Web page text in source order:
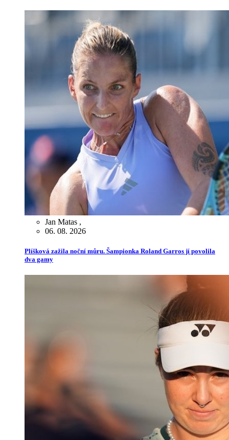
Jan Matas ,
06. 08. 2026
Plíšková zažila noční můru. Šampionka Roland Garros jí povolila
dva gamy